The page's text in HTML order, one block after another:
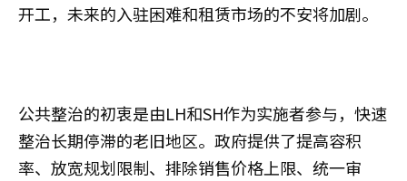
开工，未来的入驻困难和租赁市场的不安将加剧。
公共整治的初衷是由LH和SH作为实施者参与，快速
整治长期停滞的老旧地区。政府提供了提高容积
率、放宽规划限制、排除销售价格上限、统一审